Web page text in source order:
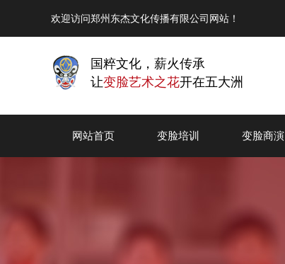
欢迎访问郑州东杰文化传播有限公司网站！
国粹文化，薪火传承
让变脸艺术之花开在五大洲
网站首页 变脸培训 变脸商演